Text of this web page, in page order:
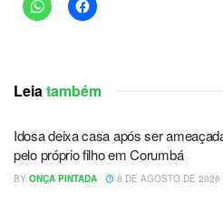
Leiatambém
Idosa deixa casa após ser
pelo próprio filho em Corumbá
BY ONÇA PINTADA 8 DE AGOSTO DE 2026